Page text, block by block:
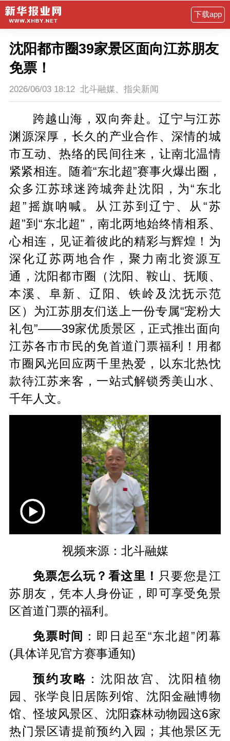
下载app
沈阳都市圈39家景区面向江苏朋友
免票！
2026/06/03 18:12 北斗融媒、指尖新闻
跨越山海，双向奔赴。辽宁与江苏
渊源深厚，长久的产业合作、深情的城
市互动、热络的民间往来，让南北温情
紧紧相连。随着“东北超”赛事火爆出圈，
众多江苏球迷跨城奔赴沈阳，为“东北
超”摇旗呐喊。从江苏到辽宁、从“苏
超”到“东北超”，南北两地始终情相系、
心相连，见证着彼此的精彩与辉煌！为
深化辽苏两地合作，聚力南北资源互
通，沈阳都市圈（沈阳、鞍山、抚顺、
本溪、阜新、辽阳、铁岭及沈抚示范
区）为江苏朋友们送上一份专属“宠粉大
礼包”——39家优质景区，正式推出面向
江苏各市市民的免首道门票福利！用都
市圈风光回应两千里热爱，以东北热忱
款待江苏来客，一站式解锁秀美山水、
千年人文。
视频来源：北斗融媒
免票怎么玩？看这里！ 只要您是江
苏朋友，凭本人身份证，即可享受免景
区首道门票的福利。
免票时间 ：即日起至“东北超”闭幕
(具体详见官方赛事通知)
预约攻略 ：沈阳故宫、沈阳植物
园、张学良旧居陈列馆、沈阳金融博物
馆、怪坡风景区、沈阳森林动物园这6家
热门景区请提前预约入园；其他景区无